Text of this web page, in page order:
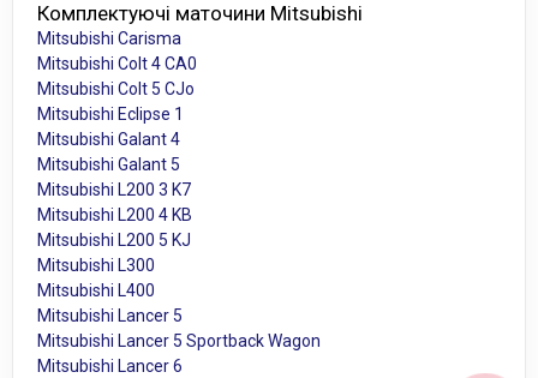
Комплектуючі маточини Mitsubishi
Mitsubishi Carisma
Mitsubishi Colt 4 CA0
Mitsubishi Colt 5 CJo
Mitsubishi Eclipse 1
Mitsubishi Galant 4
Mitsubishi Galant 5
Mitsubishi L200 3 K7
Mitsubishi L200 4 KB
Mitsubishi L200 5 KJ
Mitsubishi L300
Mitsubishi L400
Mitsubishi Lancer 5
Mitsubishi Lancer 5 Sportback Wagon
Mitsubishi Lancer 6